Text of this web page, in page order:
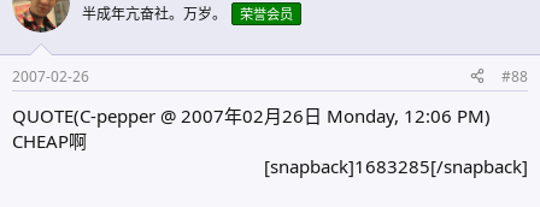
半成年亢奋社。万岁。 荣誉会员
2007-02-26 #88
QUOTE(C-pepper @ 2007年02月26日 Monday, 12:06 PM)
CHEAP啊
[snapback]1683285[/snapback]​